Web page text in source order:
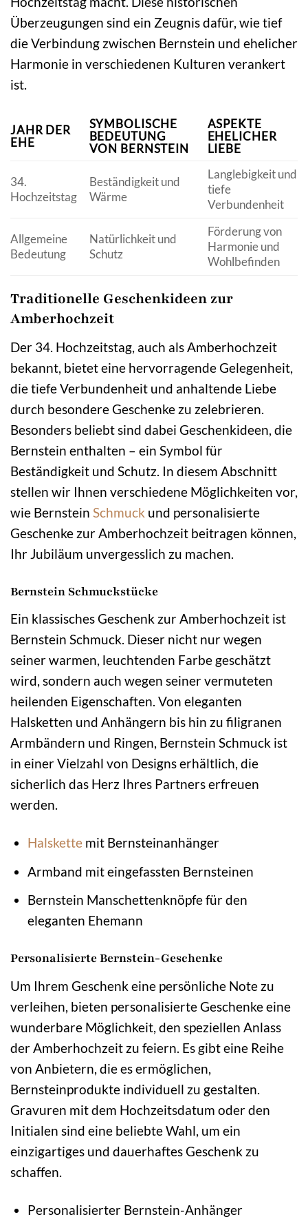
Überzeugungen sind ein Zeugnis dafür, wie tief
die Verbindung zwischen Bernstein und ehelicher
Harmonie in verschiedenen Kulturen verankert
ist.
JAHR DER
EHE
SYMBOLISCHE
BEDEUTUNG
VON BERNSTEIN
ASPEKTE
EHELICHER
LIEBE
34.
Hochzeitstag
Beständigkeit und
Wärme
Langlebigkeit und
tiefe
Verbundenheit
Allgemeine
Bedeutung
Natürlichkeit und
Schutz
Förderung von
Harmonie und
Wohlbefinden
Traditionelle Geschenkideen zur
Amberhochzeit
Der 34. Hochzeitstag, auch als Amberhochzeit
bekannt, bietet eine hervorragende Gelegenheit,
die tiefe Verbundenheit und anhaltende Liebe
durch besondere Geschenke zu zelebrieren.
Besonders beliebt sind dabei Geschenkideen, die
Bernstein enthalten – ein Symbol für
Beständigkeit und Schutz. In diesem Abschnitt
stellen wir Ihnen verschiedene Möglichkeiten vor,
wie Bernstein Schmuck und personalisierte
Geschenke zur Amberhochzeit beitragen können,
Ihr Jubiläum unvergesslich zu machen.
Bernstein Schmuckstücke
Ein klassisches Geschenk zur Amberhochzeit ist
Bernstein Schmuck. Dieser nicht nur wegen
seiner warmen, leuchtenden Farbe geschätzt
wird, sondern auch wegen seiner vermuteten
heilenden Eigenschaften. Von eleganten
Halsketten und Anhängern bis hin zu filigranen
Armbändern und Ringen, Bernstein Schmuck ist
in einer Vielzahl von Designs erhältlich, die
sicherlich das Herz Ihres Partners erfreuen
werden.
Halskettemit Bernsteinanhänger
Armband mit eingefassten Bernsteinen
Bernstein Manschettenknöpfe für den
eleganten Ehemann
Personalisierte Bernstein-Geschenke
Um Ihrem Geschenk eine persönliche Note zu
verleihen, bieten personalisierte Geschenke eine
wunderbare Möglichkeit, den speziellen Anlass
der Amberhochzeit zu feiern. Es gibt eine Reihe
von Anbietern, die es ermöglichen,
Bernsteinprodukte individuell zu gestalten.
Gravuren mit dem Hochzeitsdatum oder den
Initialen sind eine beliebte Wahl, um ein
einzigartiges und dauerhaftes Geschenk zu
schaffen.
Personalisierter Bernstein-Anhänger